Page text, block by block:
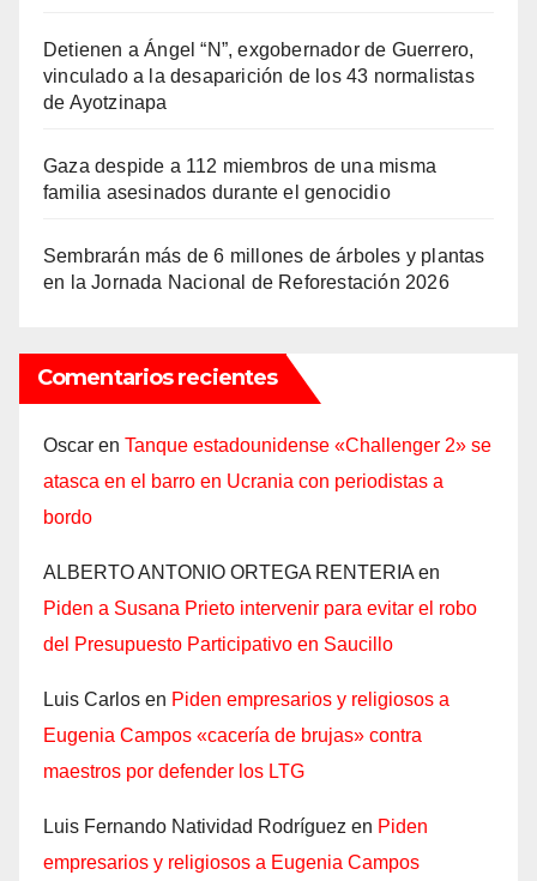
Detienen a Ángel “N”, exgobernador de Guerrero,
vinculado a la desaparición de los 43 normalistas
de Ayotzinapa
Gaza despide a 112 miembros de una misma
familia asesinados durante el genocidio
Sembrarán más de 6 millones de árboles y plantas
en la Jornada Nacional de Reforestación 2026
Comentarios recientes
Oscar en Tanque estadounidense «Challenger 2» se
atasca en el barro en Ucrania con periodistas a
bordo
ALBERTO ANTONIO ORTEGA RENTERIA en
Piden a Susana Prieto intervenir para evitar el robo
del Presupuesto Participativo en Saucillo
Luis Carlos en Piden empresarios y religiosos a
Eugenia Campos «cacería de brujas» contra
maestros por defender los LTG
Luis Fernando Natividad Rodríguez en Piden
empresarios y religiosos a Eugenia Campos